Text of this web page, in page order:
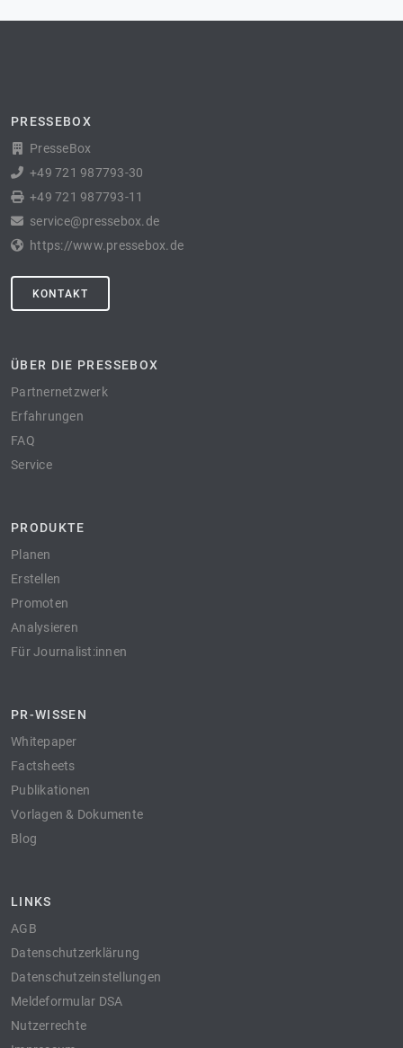
PRESSEBOX
PresseBox
+49 721 987793-30
+49 721 987793-11
service@pressebox.de
https://www.pressebox.de
KONTAKT
ÜBER DIE PRESSEBOX
Partnernetzwerk
Erfahrungen
FAQ
Service
PRODUKTE
Planen
Erstellen
Promoten
Analysieren
Für Journalist:innen
PR-WISSEN
Whitepaper
Factsheets
Publikationen
Vorlagen & Dokumente
Blog
LINKS
AGB
Datenschutzerklärung
Datenschutzeinstellungen
Meldeformular DSA
Nutzerrechte